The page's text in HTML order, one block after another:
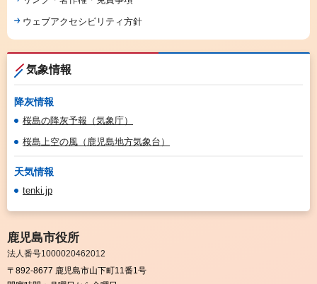
ウェブアクセシビリティ方針
気象情報
降灰情報
桜島の降灰予報（気象庁）
桜島上空の風（鹿児島地方気象台）
天気情報
tenki.jp
鹿児島市役所
法人番号1000020462012
〒892-8677 鹿児島市山下町11番1号